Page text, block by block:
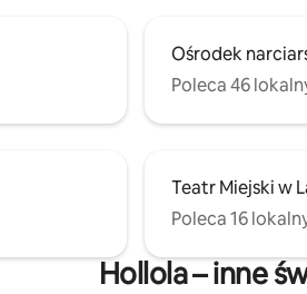
Ośrodek
Poleca 46
Teatr Miejski w
Poleca 16
Hollola – inne